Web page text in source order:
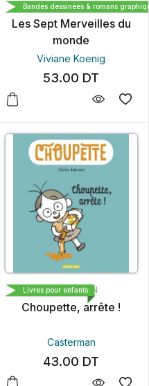
CASTERMAN
Les Sept Merveilles du
monde
Viviane Koenig
53.00 DT
Bandes dessinées & romans
CASTERMAN
Choupette, arrête !
Casterman
43.00 DT
Livres pour enfants